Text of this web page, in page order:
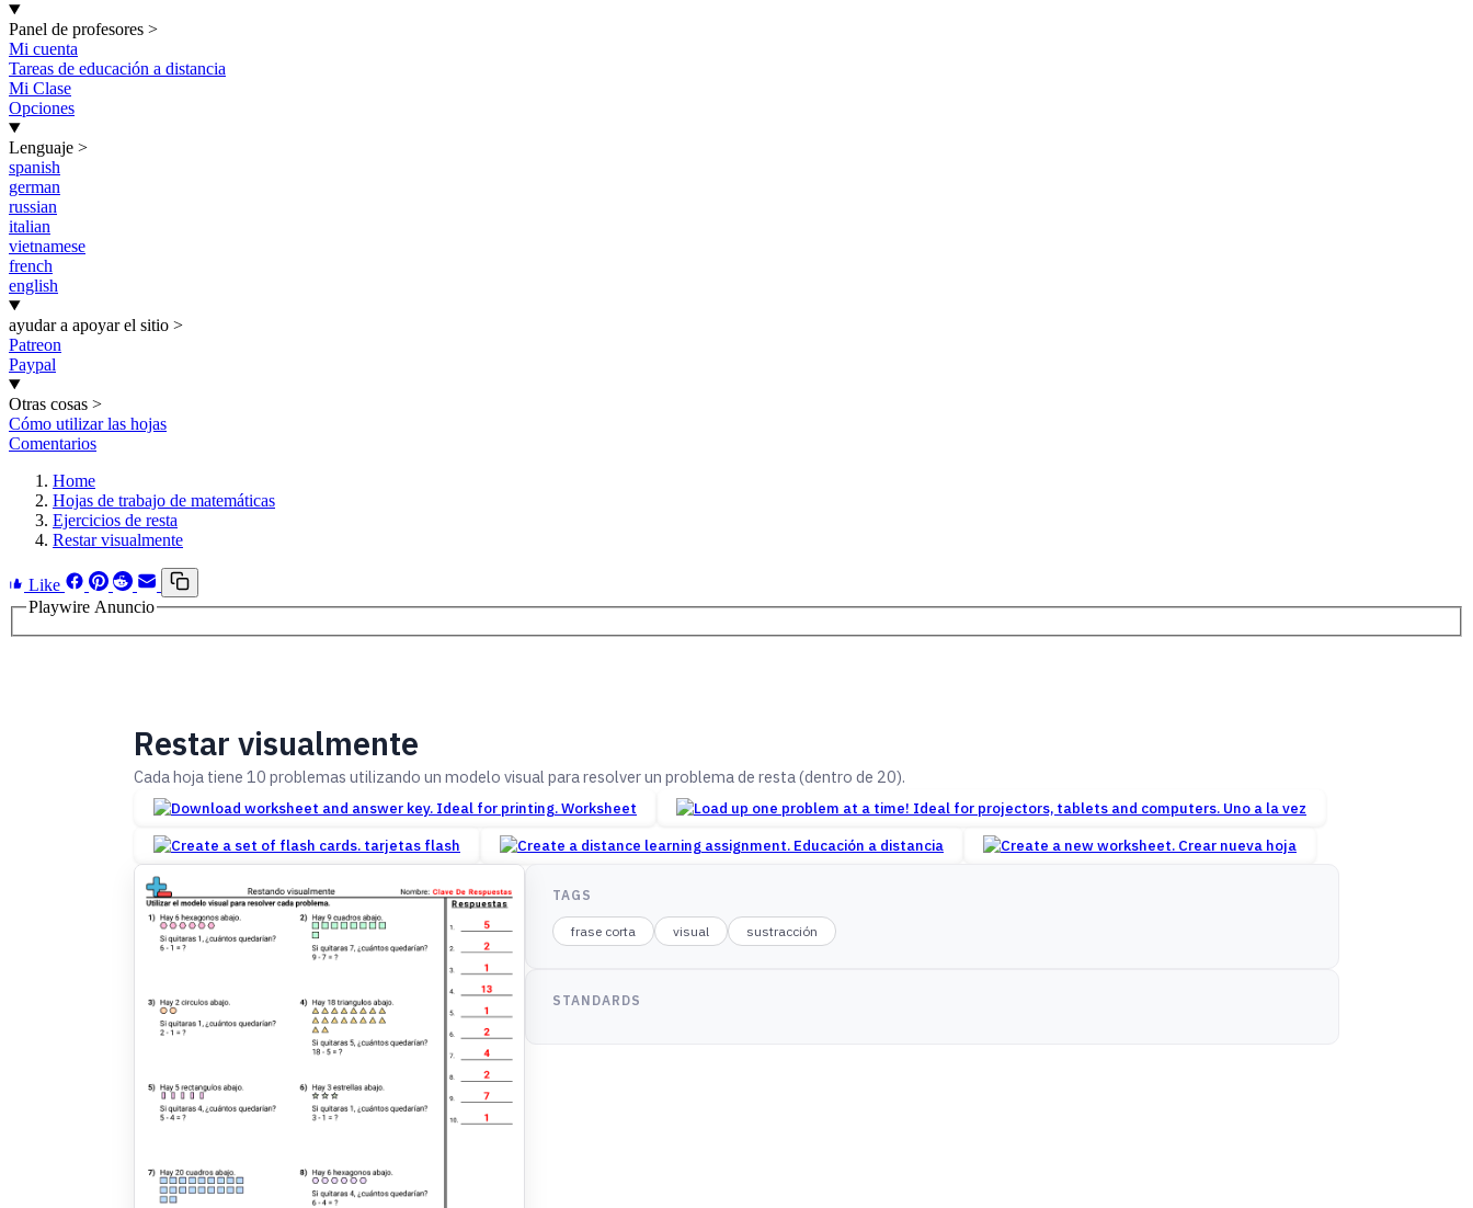
Panel de profesores >
Mi cuenta
Tareas de educación a distancia
Mi Clase
Opciones
Lenguaje >
spanish
german
russian
italian
vietnamese
french
english
ayudar a apoyar el sitio >
Patreon
Paypal
Otras cosas >
Cómo utilizar las hojas
Comentarios
Home
Hojas de trabajo de matemáticas
Ejercicios de resta
Restar visualmente
Like
Playwire Anuncio
Restar visualmente
Cada hoja tiene 10 problemas utilizando un modelo visual para resolver un problema de resta (dentro de 20).
Worksheet
Uno a la vez
tarjetas flash
Educación a distancia Crear nueva hoja
TAGS
frase corta visual sustracción
STANDARDS